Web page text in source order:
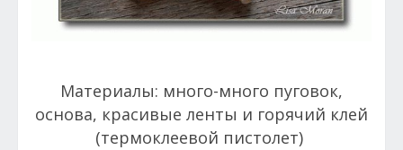
Материалы: много-много пуговок,
основа, красивые ленты и горячий клей
(термоклеевой пистолет)